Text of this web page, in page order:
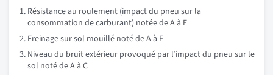
Résistance au roulement (impact du pneu sur la
consommation de carburant) notée de A à E
Freinage sur sol mouillé noté de A à E
Niveau du bruit extérieur provoqué par l’impact du pneu sur le
sol noté de A à C